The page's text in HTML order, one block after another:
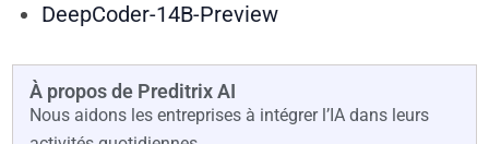
DeepCoder-14B-Preview
À propos de Preditrix AI
Nous aidons les entreprises à intégrer l’IA dans leurs